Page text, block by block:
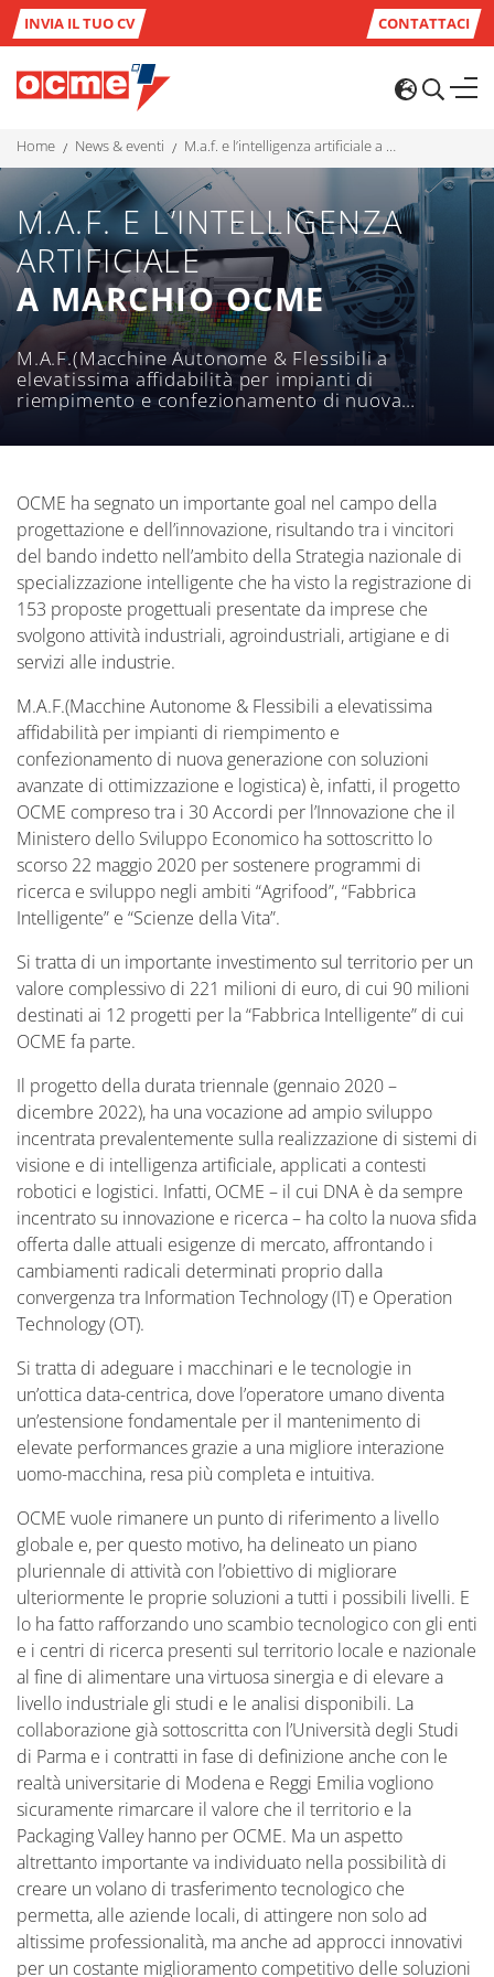
INVIA IL TUO CV CONTATTACI
home news & eventi m.a.f. e l’intelligenza artificiale a marchio ocme
M.A.F. E L’INTELLIGENZA
ARTIFICIALE
A MARCHIO OCME
M.A.F.(Macchine Autonome & Flessibili a
elevatissima affidabilità per impianti di
riempimento e confezionamento di nuova
ottimizzazione e logistica) è, infatti, il progetto
Economico ha sottoscritto lo scorso 22 maggio
2020 per sostenere programmi di ricerca e
sviluppo negli ambiti “Agrifood”, “Fabbrica
Intelligente” e “Scienze della Vita”.
OCME ha segnato un importante goal nel campo della
progettazione e dell’innovazione, risultando tra i vincitori
del bando indetto nell’ambito della Strategia nazionale di
specializzazione intelligente che ha visto la registrazione di
153 proposte progettuali presentate da imprese che
svolgono attività industriali, agroindustriali, artigiane e di
servizi alle industrie.
M.A.F.(Macchine Autonome & Flessibili a elevatissima
affidabilità per impianti di riempimento e
confezionamento di nuova generazione con soluzioni
avanzate di ottimizzazione e logistica) è, infatti, il progetto
OCME compreso tra i 30 Accordi per l’Innovazione che il
Ministero dello Sviluppo Economico ha sottoscritto lo
scorso 22 maggio 2020 per sostenere programmi di
ricerca e sviluppo negli ambiti “Agrifood”, “Fabbrica
Intelligente” e “Scienze della Vita”.
Si tratta di un importante investimento sul territorio per un
valore complessivo di 221 milioni di euro, di cui 90 milioni
destinati ai 12 progetti per la “Fabbrica Intelligente” di cui
OCME fa parte.
Il progetto della durata triennale (gennaio 2020 –
dicembre 2022), ha una vocazione ad ampio sviluppo
incentrata prevalentemente sulla realizzazione di sistemi di
visione e di intelligenza artificiale, applicati a contesti
robotici e logistici. Infatti, OCME – il cui DNA è da sempre
incentrato su innovazione e ricerca – ha colto la nuova sfida
offerta dalle attuali esigenze di mercato, affrontando i
cambiamenti radicali determinati proprio dalla
convergenza tra Information Technology (IT) e Operation
Technology (OT).
Si tratta di adeguare i macchinari e le tecnologie in
un’ottica data-centrica, dove l’operatore umano diventa
un’estensione fondamentale per il mantenimento di
elevate performances grazie a una migliore interazione
uomo-macchina, resa più completa e intuitiva.
OCME vuole rimanere un punto di riferimento a livello
globale e, per questo motivo, ha delineato un piano
pluriennale di attività con l’obiettivo di migliorare
ulteriormente le proprie soluzioni a tutti i possibili livelli. E
lo ha fatto rafforzando uno scambio tecnologico con gli enti
e i centri di ricerca presenti sul territorio locale e nazionale
al fine di alimentare una virtuosa sinergia e di elevare a
livello industriale gli studi e le analisi disponibili. La
collaborazione già sottoscritta con l’Università degli Studi
di Parma e i contratti in fase di definizione anche con le
realtà universitarie di Modena e Reggi Emilia vogliono
sicuramente rimarcare il valore che il territorio e la
Packaging Valley hanno per OCME. Ma un aspetto
altrettanto importante va individuato nella possibilità di
creare un volano di trasferimento tecnologico che
permetta, alle aziende locali, di attingere non solo ad
altissime professionalità, ma anche ad approcci innovativi
per un costante miglioramento competitivo delle soluzioni